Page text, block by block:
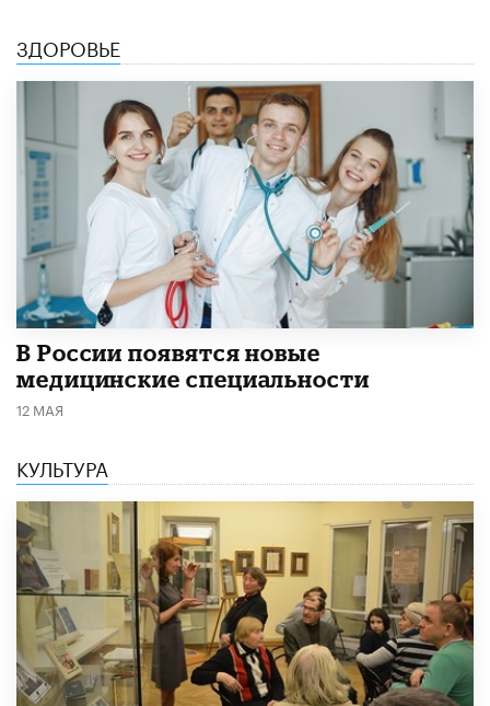
ЗДОРОВЬЕ
В России появятся новые
медицинские специальности
12 МАЯ
КУЛЬТУРА